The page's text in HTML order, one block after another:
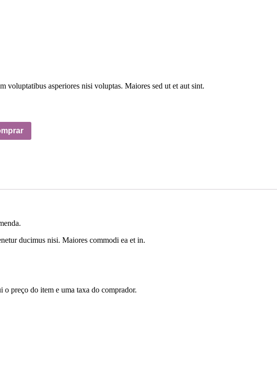
voluptatibus asperiores nisi voluptas. Maiores sed ut et aut sint.
ducimus nisi. Maiores commodi ea et in.
preço do item e uma taxa do comprador.